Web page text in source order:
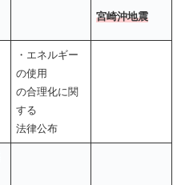
宮崎沖地震
・エネルギー
の使用
の合理化に関
する
法律公布